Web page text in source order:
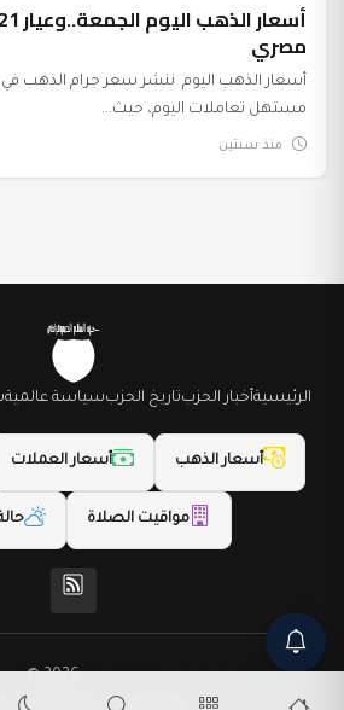
عرب وعالم
مصري
أسعار الذهب اليوم ننشر سعر جرام الذهب
مستهل تعاملات اليوم، حيث...
منذ سنتين
الرئيسيةأخبار الحزبتاريخ الحزبسياسة عالمية
أسعار الذهب أسعار العملات
مواقيت الصلاة
(المظهر) تم تصميمه من قِبل LightWeb2
الديمقراطي. جميع الحقوق